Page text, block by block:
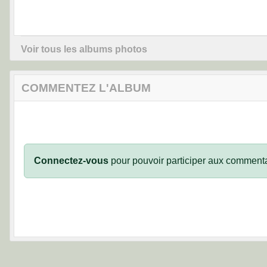
Voir tous les albums photos
COMMENTEZ L'ALBUM
Connectez-vous pour pouvoir participer aux